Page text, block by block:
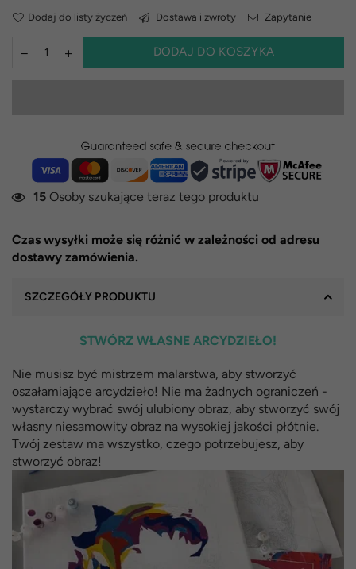
Dodaj do listy życzeń Dostawa i zwroty Zapytanie
DODAJ DO KOSZYKA
15 Osoby szukające teraz tego produktu
Czas wysyłki może się różnić w zależności od adresu
dostawy zamówienia.
SZCZEGÓŁY PRODUKTU
STWÓRZ WŁASNE ARCYDZIEŁO!
Nie musisz być mistrzem malarstwa, aby stworzyć
oszałamiające arcydzieło! Nie ma żadnych ograniczeń -
wystarczy wybrać swój ulubiony obraz, aby stworzyć swój
własny niesamowity obraz na wysokiej jakości płótnie.
Twój zestaw ma wszystko, czego potrzebujesz, aby
stworzyć obraz!